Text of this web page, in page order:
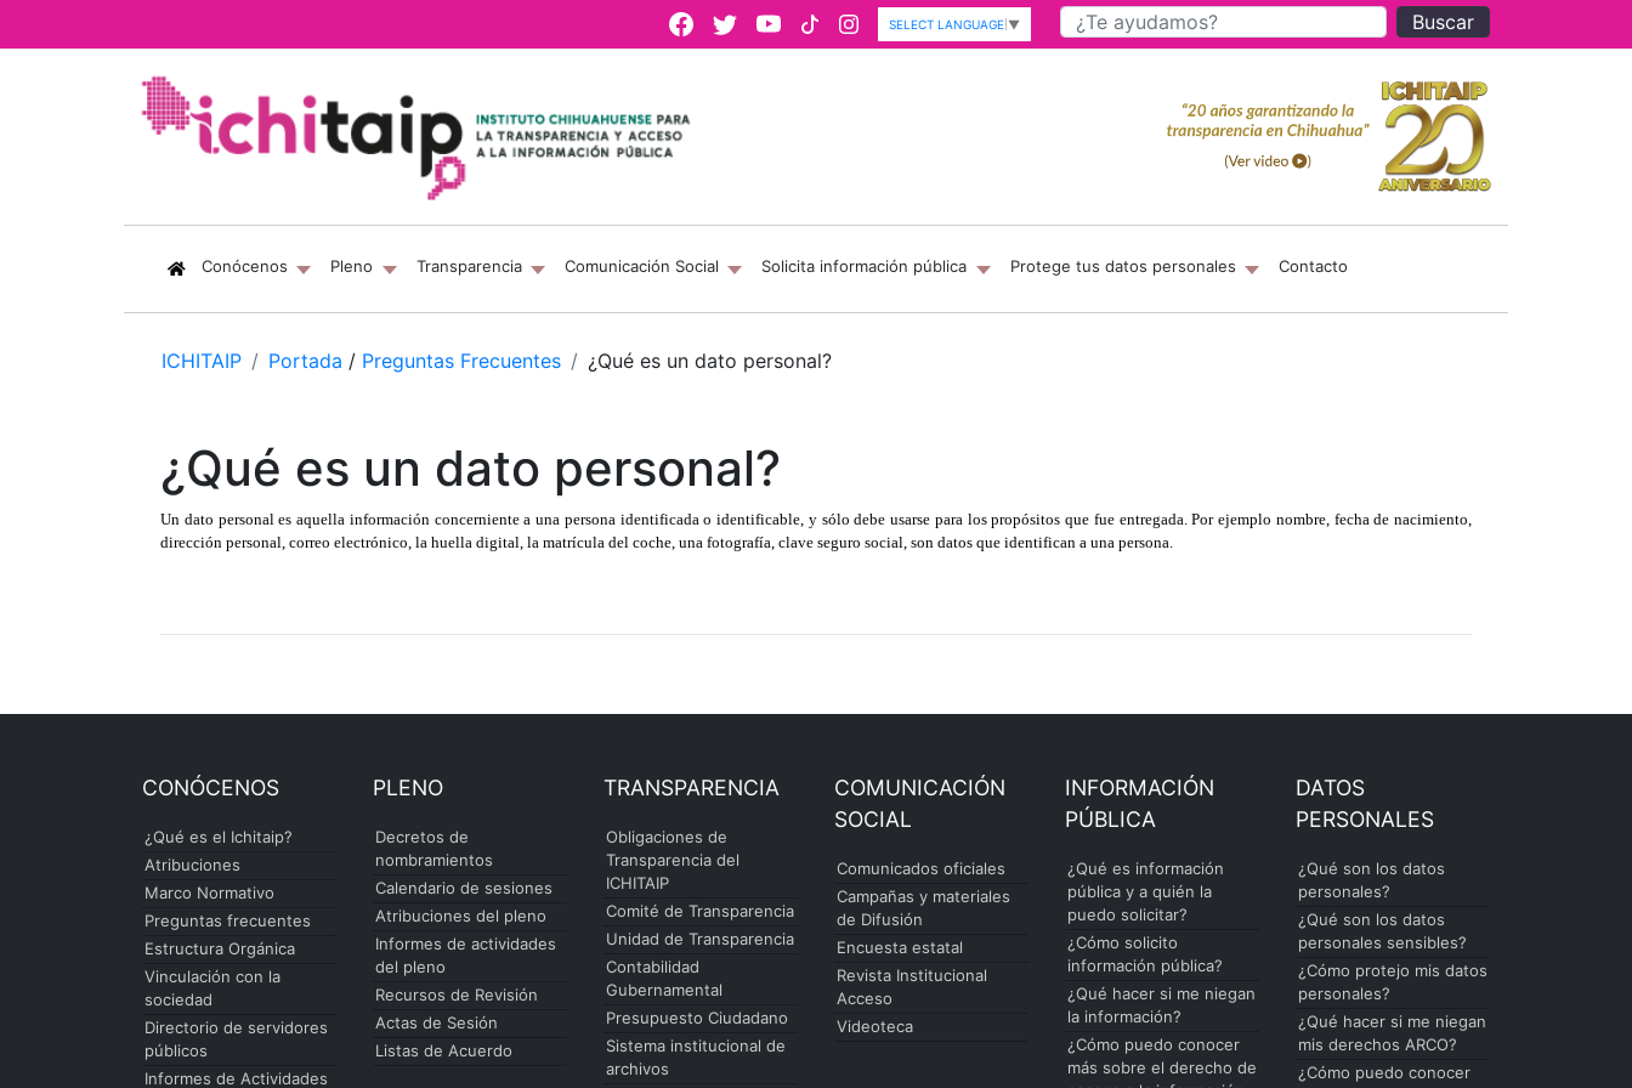
Buscar
SELECT LANGUAGE ▼
Conócenos (current)
Pleno Transparencia Comunicación Social Solicita información pública Protege tus datos personales Contacto
ICHITAIP Portada / Preguntas Frecuentes ¿Qué es un dato personal?
¿Qué es un dato personal?
Un dato personal es aquella información concerniente a una persona identificada o identificable, y sólo debe usarse para los propósitos que fue entregada. Por ejemplo nombre, fecha de nacimiento,
dirección personal, correo electrónico, la huella digital, la matrícula del coche, una fotografía, clave seguro social, son datos que identifican a una persona.
CONÓCENOS
¿Qué es el Ichitaip?
Atribuciones
Marco Normativo
Preguntas frecuentes
Estructura Orgánica
Vinculación con la
sociedad
Directorio de servidores
públicos
Informes de Actividades
PLENO
Decretos de
nombramientos
Calendario de sesiones
Atribuciones del pleno
Informes de actividades
del pleno
Recursos de Revisión
Actas de Sesión
Listas de Acuerdo
TRANSPARENCIA
Obligaciones de
Transparencia del
ICHITAIP
Comité de Transparencia
Unidad de Transparencia
Contabilidad
Gubernamental
Presupuesto Ciudadano
Sistema institucional de
archivos
COMUNICACIÓN
SOCIAL
Comunicados oficiales
Campañas y materiales
de Difusión
Encuesta estatal
Revista Institucional
Acceso
Videoteca
INFORMACIÓN
PÚBLICA
¿Qué es información
pública y a quién la
puedo solicitar?
¿Cómo solicito
información pública?
¿Qué hacer si me niegan
la información?
¿Cómo puedo conocer
más sobre el derecho de
DATOS
PERSONALES
¿Qué son los datos
personales?
¿Qué son los datos
personales sensibles?
¿Cómo protejo mis datos
personales?
¿Qué hacer si me niegan
mis derechos ARCO?
¿Cómo puedo conocer